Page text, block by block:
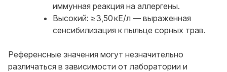
иммунная реакция на аллергены.
Высокий: ≥ 3,50 кЕ/л — выраженная
сенсибилизация к пыльце сорных трав.
Референсные значения могут незначительно
различаться в зависимости от лаборатории и